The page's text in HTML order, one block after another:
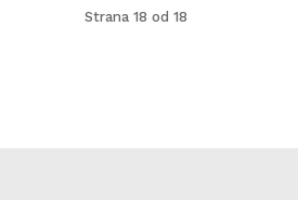
Strana 18 od 18